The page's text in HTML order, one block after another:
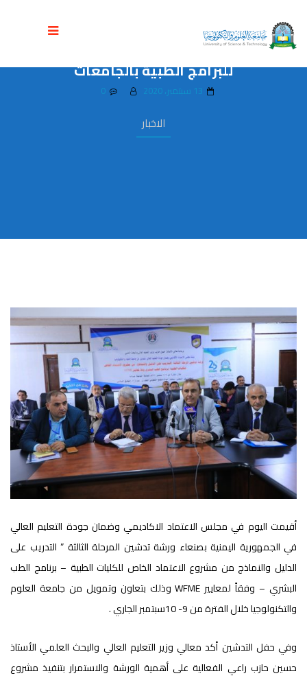
الاخبار
مجلس الاعتماد وجامعة العلوم يدشنان
المرحلة الثالثة من متطلبات الاعتماد الدولي
للبرامج الطبية بالجامعات
0
أقيمت اليوم في مجلس الاعتماد الاكاديمي وضمان جودة التعليم العالي
في الجمهورية اليمنية بصنعاء ورشة تدشين المرحلة الثالثة ” التدريب على
الدليل والنماذج من مشروع الاعتماد الخاص للكليات الطبية – برنامج الطب
البشري – وفقاً لمعايير WFME وذلك بتعاون وتمويل من جامعة العلوم
والتكنولوجيا خلال الفترة من 9- 10سبتمبر الجاري .
وفي حفل التدشين أكد معالي وزير التعليم العالي والبحث العلمي الأستاذ
حسين حازب راعي الفعالية على أهمية الورشة والاستمرار بتنفيذ مشروع